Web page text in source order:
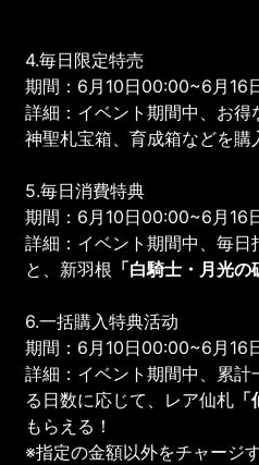
4.毎日限定特売
期間：6月10日00:00~6月16
詳細：イベント期間中、お得
神聖札宝箱、育成箱などを購
5.毎日消費特典
期間：6月10日00:00~6月16
詳細：イベント期間中、毎日
と、新羽根 「白騎士・月光の
6.一括購入特典活动
期間：6月10日00:00~6月16
詳細：イベント期間中、累
る日数に応じて、レア仙札 「
もらえる！
※指定の金額以外をチャージ